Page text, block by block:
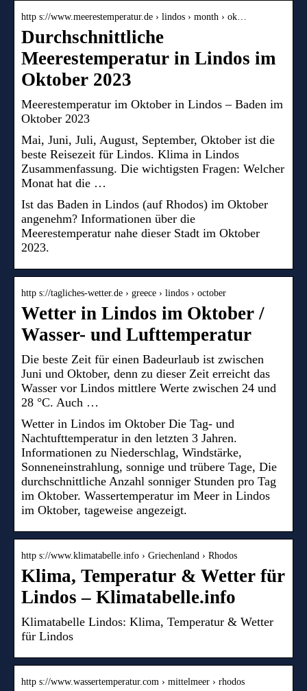
http s://www.meerestemperatur.de › lindos › month › ok…
Durchschnittliche
Meerestemperatur in Lindos im
Oktober 2023
Meerestemperatur im Oktober in Lindos – Baden im
Oktober 2023
Mai, Juni, Juli, August, September, Oktober ist die
beste Reisezeit für Lindos. Klima in Lindos
Zusammenfassung. Die wichtigsten Fragen: Welcher
Monat hat die …
Ist das Baden in Lindos (auf Rhodos) im Oktober
angenehm? Informationen über die
Meerestemperatur nahe dieser Stadt im Oktober
2023.
http s://tagliches-wetter.de › greece › lindos › october
Wetter in Lindos im Oktober /
Wasser- und Lufttemperatur
Die beste Zeit für einen Badeurlaub ist zwischen
Juni und Oktober, denn zu dieser Zeit erreicht das
Wasser vor Lindos mittlere Werte zwischen 24 und
28 °C. Auch …
Wetter in Lindos im Oktober Die Tag- und
Nachtufttemperatur in den letzten 3 Jahren.
Informationen zu Niederschlag, Windstärke,
Sonneneinstrahlung, sonnige und trübere Tage, Die
durchschnittliche Anzahl sonniger Stunden pro Tag
im Oktober. Wassertemperatur im Meer in Lindos
im Oktober, tageweise angezeigt.
http s://www.klimatabelle.info › Griechenland › Rhodos
Klima, Temperatur & Wetter für
Lindos – Klimatabelle.info
Klimatabelle Lindos: Klima, Temperatur & Wetter
für Lindos
http s://www.wassertemperatur.com › mittelmeer › rhodos